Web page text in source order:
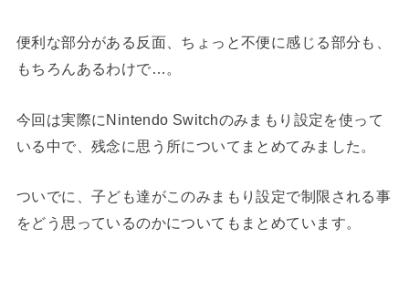
便利な部分がある反面、ちょっと不便に感じる部分も、
もちろんあるわけで…。
今回は実際にNintendo Switchのみまもり設定を使って
いる中で、残念に思う所についてまとめてみました。
ついでに、子ども達がこのみまもり設定で制限される事
をどう思っているのかについてもまとめています。